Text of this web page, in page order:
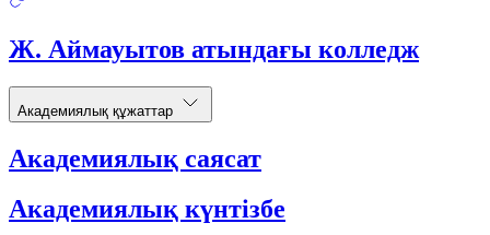
Ж. Аймауытов атындағы колледж
Академиялық құжаттар
Академиялық саясат
Академиялық күнтізбе